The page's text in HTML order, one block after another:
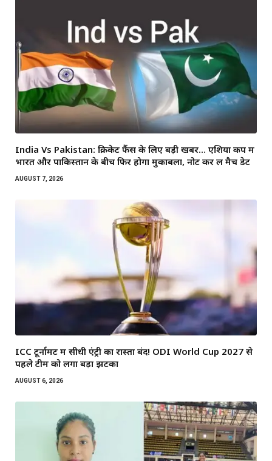
India Vs Pakistan: क्रिकेट फैंस के लिए बड़ी खबर… एशिया कप में
भारत और पाकिस्तान के बीच फिर होगा मुकाबला, नोट कर लें मैच डेट
AUGUST 7, 2026
ICC टूर्नामेंट में सीधी एंट्री का रास्ता बंद! ODI World Cup 2027 से
पहले टीम को लगा बड़ा झटका
AUGUST 6, 2026